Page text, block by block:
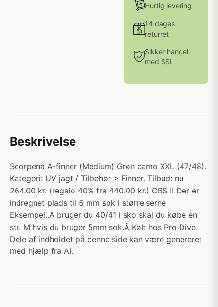
Hurtig levering
14 dages
returret
Sikker handel
med SSL
Beskrivelse
Scorpena A-finner (Medium) Grøn camo XXL (47/48).
Kategori: UV jagt / Tilbehør > Finner. Tilbud: nu
264.00 kr. (regalo 40% fra 440.00 kr.) OBS !! Der er
indregnet plads til 5 mm sok i størrelserne
Eksempel..Â bruger du 40/41 i sko skal du købe en
str. M hvis du bruger 5mm sok.Â Køb hos Pro Dive.
Dele af indholdet på denne side kan være genereret
med hjælp fra AI.